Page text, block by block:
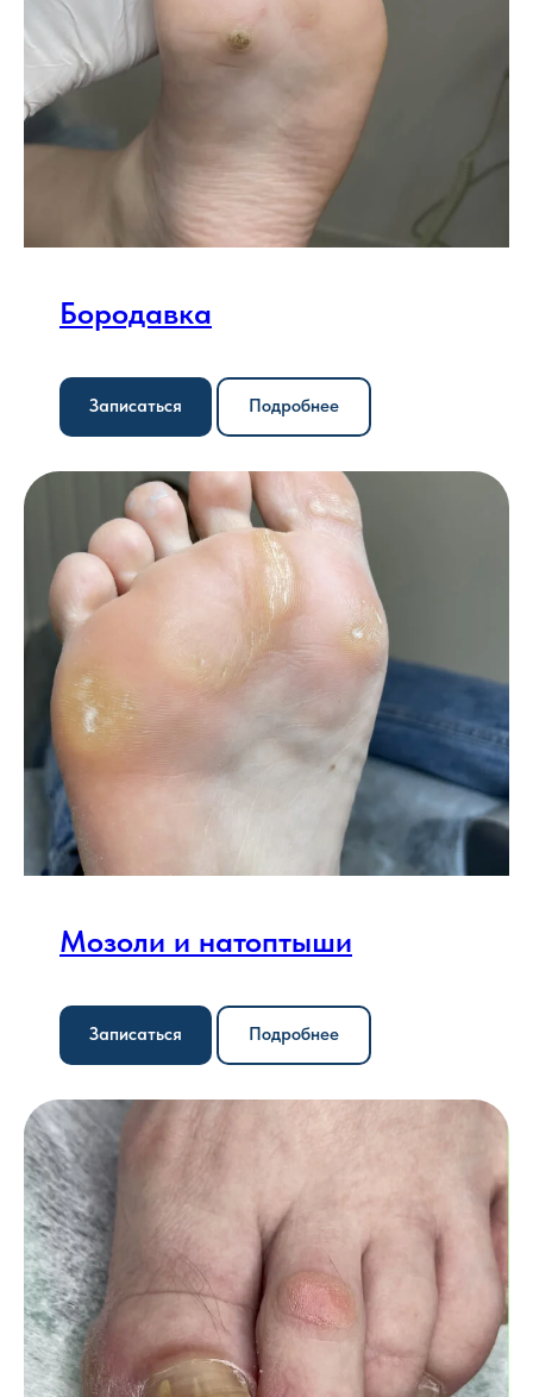
Бородавка
Записаться Подробнее
Мозоли и натоптыши
Записаться Подробнее